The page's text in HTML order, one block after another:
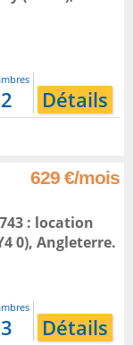
2 Détails
629 €/mois
: location
0), Angleterre.
3 Détails